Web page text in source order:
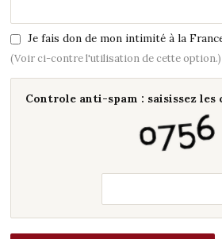
Je fais don de mon intimité à la
(Voir ci-contre l'utilisation de cette option.)
Controle anti-spam : saisissez les